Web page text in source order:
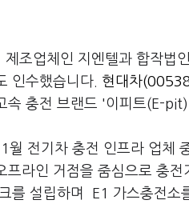
조업체인 지엔텔과 합작법
인수했습니다. 현대차
충전 브랜드 '이피트(E-
월 전기차 충전 인프라 업체
라인 거점을 줌심으로 충
를 설립하며 E1 가스충전소